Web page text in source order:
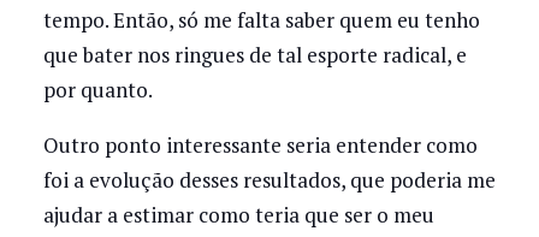
tempo. Então, só me falta saber quem eu tenho
que bater nos ringues de tal esporte radical, e
por quanto.
Outro ponto interessante seria entender como
foi a evolução desses resultados, que poderia me
ajudar a estimar como teria que ser o meu